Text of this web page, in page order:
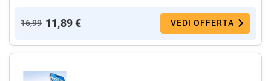
16,99 11,89 € VEDI OFFERTA